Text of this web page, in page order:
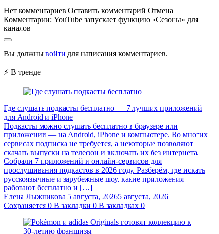
Нет комментариев Оставить комментарий Отмена
Комментарии: YouTube запускает функцию «Сезоны» для
каналов
Вы должны войти для написания комментариев.
⚡ В тренде
Где слушать подкасты бесплатно — 7 лучших приложений
для Android и iPhone
Подкасты можно слушать бесплатно в браузере или
приложении — на Android, iPhone и компьютере. Во многих
сервисах подписка не требуется, а некоторые позволяют
скачать выпуски на телефон и включать их без интернета.
Собрали 7 приложений и онлайн-сервисов для
прослушивания подкастов в 2026 году. Разберём, где искать
русскоязычные и зарубежные шоу, какие приложения
работают бесплатно и […]
Елена Лыжникова 5 августа, 20265 августа, 2026
Сохраняется 0 В закладки 0 В закладках 0